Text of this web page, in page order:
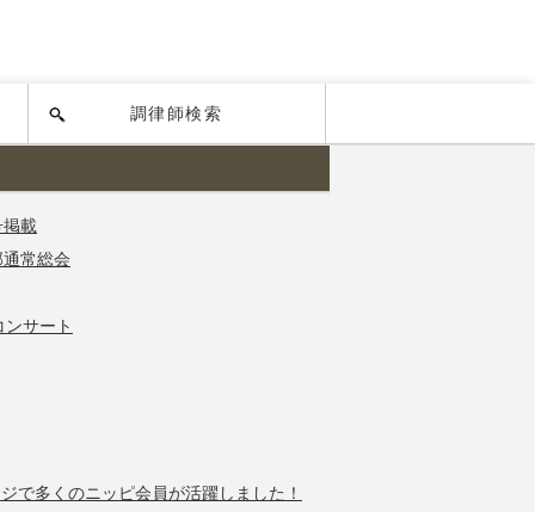
調律師検索
載
常総会
サート
で多くのニッピ会員が活躍しました！